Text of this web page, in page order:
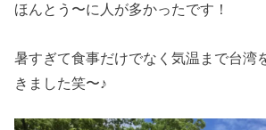
ほんとう〜に人が多かったです！
暑すぎて食事だけでなく気温まで台湾
きました笑〜♪